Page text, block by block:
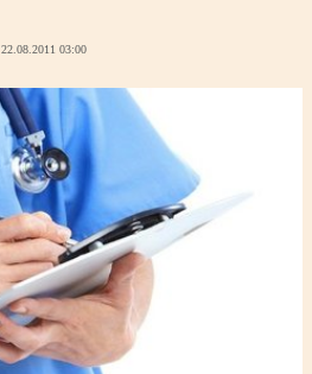
22.08.2011 03:00